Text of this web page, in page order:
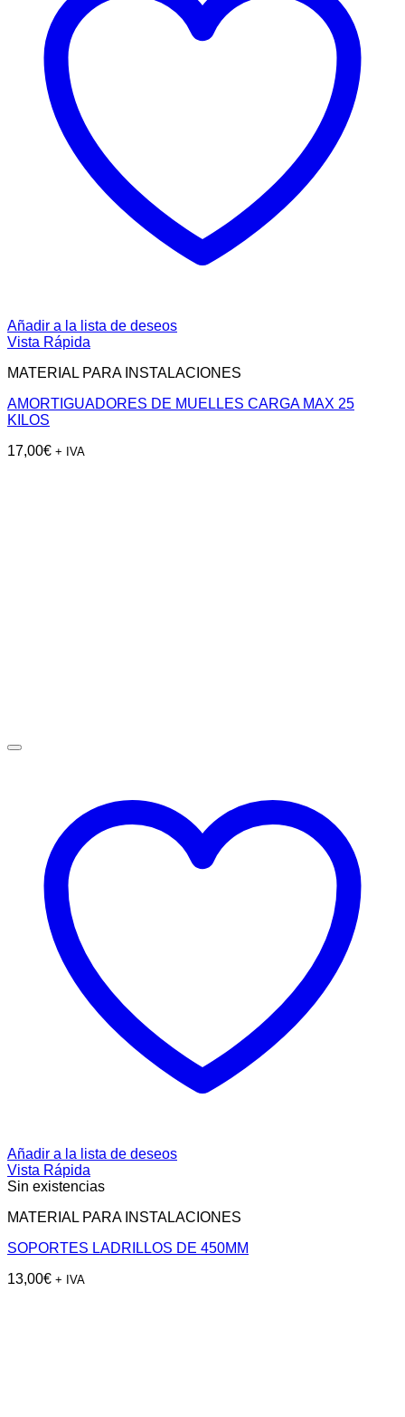
Añadir a la lista de deseos
Vista Rápida
MATERIAL PARA INSTALACIONES
AMORTIGUADORES DE MUELLES CARGA MAX 25
KILOS
17,00€ + IVA
Añadir a la lista de deseos
Vista Rápida
Sin existencias
MATERIAL PARA INSTALACIONES
SOPORTES LADRILLOS DE 450MM
13,00€ + IVA